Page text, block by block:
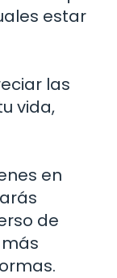
estar
las
vida,
en
de